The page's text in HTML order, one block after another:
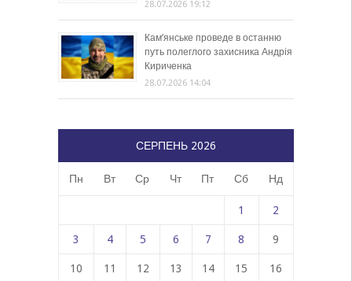
28.07.2026 19:12
Кам’янське проведе в останню
путь полеглого захисника Андрія
Кириченка
28.07.2026 14:04
СЕРПЕНЬ 2026
Пн Вт Ср Чт Пт Сб Нд
1 2
3 4 5 6 7 8 9
10 11 12 13 14 15 16